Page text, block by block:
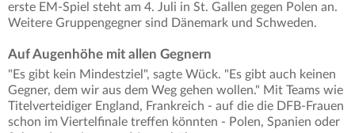
erste EM-Spiel steht am 4. Juli in St. Gallen gegen Polen an.
Weitere Gruppengegner sind Dänemark und Schweden.
Auf Augenhöhe mit allen Gegnern
"Es gibt kein Mindestziel", sagte Wück. "Es gibt auch keinen
Gegner, dem wir aus dem Weg gehen wollen." Mit Teams wie
Titelverteidiger England, Frankreich - auf die die DFB-Frauen
schon im Viertelfinale treffen könnten - Polen, Spanien oder